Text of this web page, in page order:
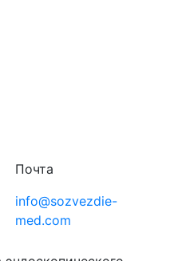
Почта
info@sozvezdie-
med.com